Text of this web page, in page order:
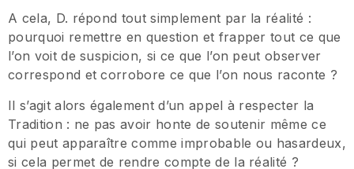
A cela, D. répond tout simplement par la réalité :
pourquoi remettre en question et frapper tout ce que
l’on voit de suspicion, si ce que l’on peut observer
correspond et corrobore ce que l’on nous raconte ?
Il s’agit alors également d’un appel à respecter la
Tradition : ne pas avoir honte de soutenir même ce
qui peut apparaître comme improbable ou hasardeux,
si cela permet de rendre compte de la réalité ?